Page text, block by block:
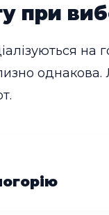
при
на